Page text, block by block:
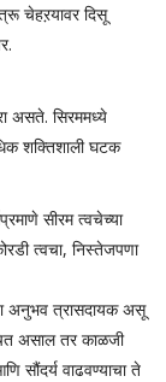
चेहऱयावर दिसू
असते. सिरममध्ये
शक्तिशाली घटक
सीरम त्वचेच्या
त्वचा, निस्तेजपणा
अनुभव त्रासदायक असू
असाल तर काळजी
सौंदर्य वाढवण्याचा ते